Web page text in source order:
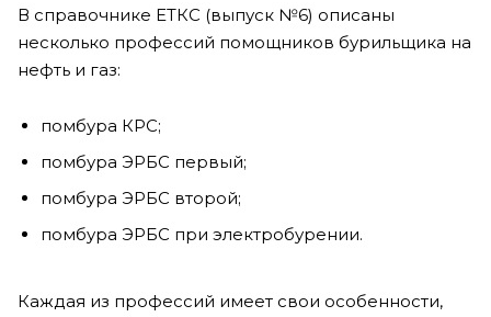
В справочнике ЕТКС (выпуск №6) описаны
несколько профессий помощников бурильщика на
нефть и газ:
помбура КРС;
помбура ЭРБС первый;
помбура ЭРБС второй;
помбура ЭРБС при электробурении.
Каждая из профессий имеет свои особенности,